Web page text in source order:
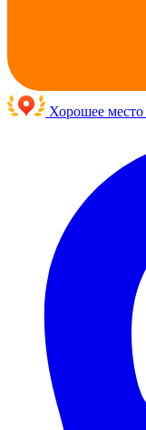
Хорошее место